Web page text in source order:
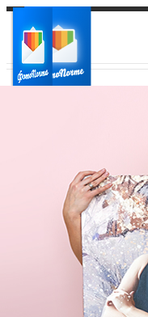
Ваш регион доставки
Выберите из списка: